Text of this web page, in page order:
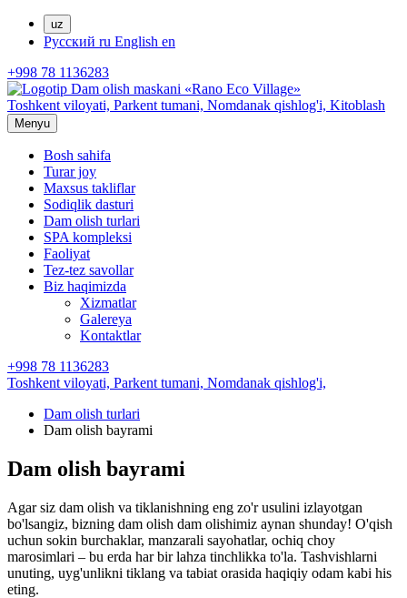
uz
Русский ru English en
+998 78 1136283
Toshkent viloyati, Parkent tumani, Nomdanak qishlog'i, Kitoblash
Menyu
Bosh sahifa
Turar joy
Maxsus takliflar
Sodiqlik dasturi
Dam olish turlari
SPA kompleksi
Faoliyat
Tez-tez savollar
Biz haqimizda
Xizmatlar
Galereya
Kontaktlar
+998 78 1136283
Toshkent viloyati, Parkent tumani, Nomdanak qishlog'i,
Dam olish turlari
Dam olish bayrami
Dam olish bayrami
Agar siz dam olish va tiklanishning eng zo'r usulini izlayotgan
bo'lsangiz, bizning dam olish dam olishimiz aynan shunday! O'qish
uchun sokin burchaklar, manzarali sayohatlar, ochiq choy
marosimlari – bu erda har bir lahza tinchlikka to'la. Tashvishlarni
unuting, uyg'unlikni tiklang va tabiat orasida haqiqiy odam kabi his
eting.